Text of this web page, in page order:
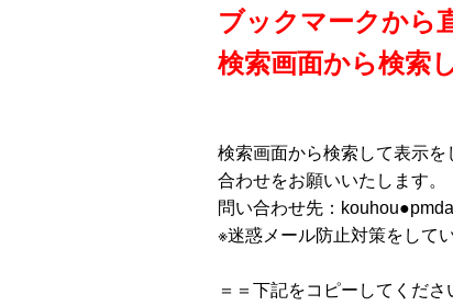
ブックマークから
検索画面から検索
検索画面から検索して表示
合わせをお願いいたします。
問い合わせ先：
※迷惑メール防止対策をして
＝＝下記をコピーしてくださ